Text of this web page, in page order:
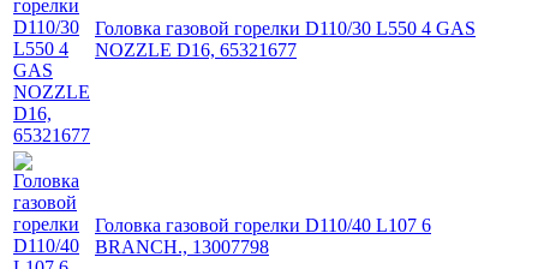
Головка газовой горелки D110/30 L550 4 GAS
NOZZLE D16, 65321677
Головка газовой горелки D110/40 L107 6
BRANCH., 13007798